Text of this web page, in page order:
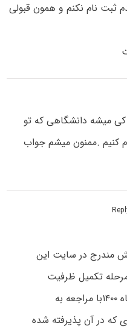
ثبت نام نکنم و همون قبولی
کی میشه دانشگاهی که تو
کنیم .ممنون میشم جواب
مندرج در سایت این
تکمیل ظرفیت
میتوانند از روز شنبه ۱۶بهمن ماه ۱۴۰۰با مراجعه به
که در آن پذیرفته شده